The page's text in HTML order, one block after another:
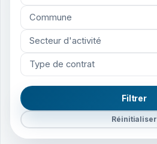
Commune
Secteur d'activité
Type de contrat
Filtrer
Réinitialiser